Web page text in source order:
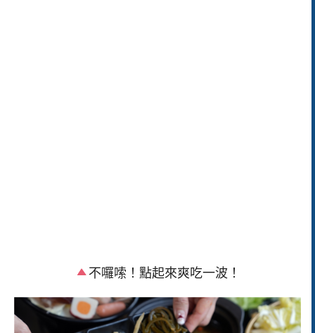
不囉嗦！點起來爽吃一波！